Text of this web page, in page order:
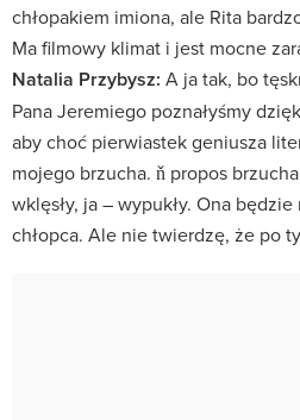
chłopakiem imiona, ale Rita
Ma filmowy klimat i jest mocne
Natalia Przybysz: A ja tak, bo
Pana Jeremiego poznałyśmy
aby choć pierwiastek geniusza
mojego brzucha. ň propos
wklęsły, ja – wypukły. Ona
chłopca. Ale nie twierdzę, że po